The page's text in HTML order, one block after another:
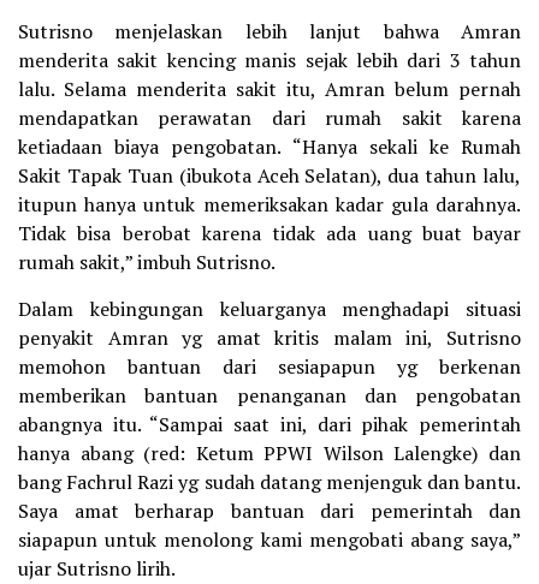
Sutrisno menjelaskan lebih lanjut bahwa Amran
menderita sakit kencing manis sejak lebih dari 3 tahun
lalu. Selama menderita sakit itu, Amran belum pernah
mendapatkan perawatan dari rumah sakit karena
ketiadaan biaya pengobatan. “Hanya sekali ke Rumah
Sakit Tapak Tuan (ibukota Aceh Selatan), dua tahun lalu,
itupun hanya untuk memeriksakan kadar gula darahnya.
Tidak bisa berobat karena tidak ada uang buat bayar
rumah sakit,” imbuh Sutrisno.
Dalam kebingungan keluarganya menghadapi situasi
penyakit Amran yg amat kritis malam ini, Sutrisno
memohon bantuan dari sesiapapun yg berkenan
memberikan bantuan penanganan dan pengobatan
abangnya itu. “Sampai saat ini, dari pihak pemerintah
hanya abang (red: Ketum PPWI Wilson Lalengke) dan
bang Fachrul Razi yg sudah datang menjenguk dan bantu.
Saya amat berharap bantuan dari pemerintah dan
siapapun untuk menolong kami mengobati abang saya,”
ujar Sutrisno lirih.